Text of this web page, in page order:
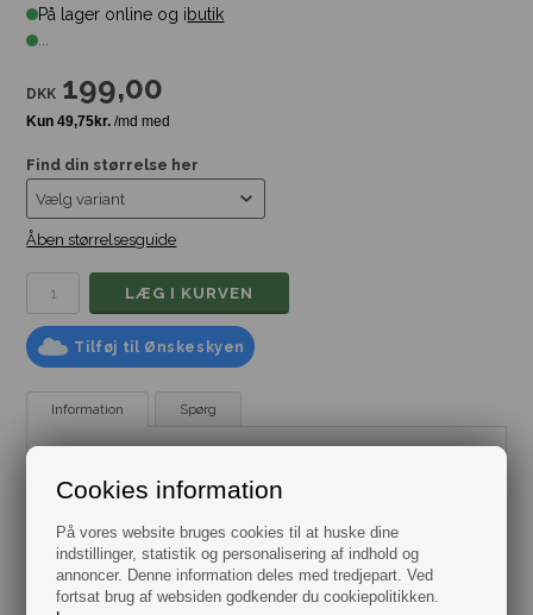
Cookies information
På vores website bruges cookies til at huske dine
indstillinger, statistik og personalisering af indhold og
annoncer. Denne information deles med tredjepart. Ved
fortsat brug af websiden godkender du cookiepolitikken.
På lager online og ibutik
...
DKK 199,00
Find din størrelse her
Åben størrelsesguide
Tilføj til Ønskeskyen
Information Spørg
led.
Bestman har et stort udvalg af ringe til herre, se dem alle
her.
Vælg imellem flere størrelser.